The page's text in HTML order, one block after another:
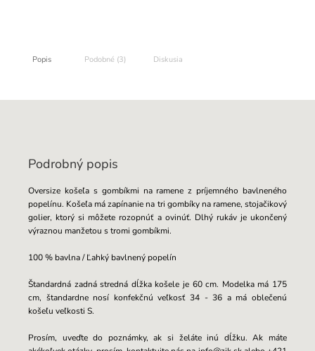
Popis Podobné (3) Diskusia
Podrobný popis
Oversize košeľa s gombíkmi na ramene z príjemného bavlneného
popelínu. Košeľa má zapínanie na tri gombíky na ramene, stojačikový
golier, ktorý si môžete rozopnúť a ovinúť. Dlhý rukáv je ukončený
výraznou manžetou s tromi gombíkmi.
100 % bavlna / Ľahký bavlnený popelín
Štandardná zadná stredná dĺžka košele je 60 cm. Modelka má 175
cm, štandardne nosí konfekčnú veľkosť 34 - 36 a má oblečenú
košeľu veľkosti S.
Prosím, uveďte do poznámky, ak si želáte inú dĺžku. Ak máte